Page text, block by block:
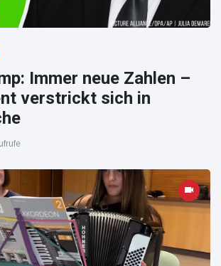
Immer neue Zahlen –
verstrickt sich in